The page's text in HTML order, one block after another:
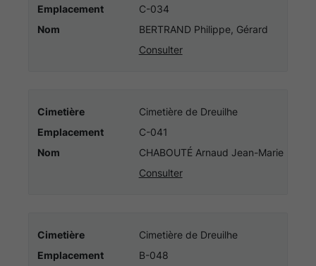
Emplacement
C-034
Nom
BERTRAND Philippe, Gérard
Consulter
Cimetière
Cimetière de Dreuilhe
Emplacement
C-041
Nom
CHABOUTÉ Arnaud Jean-Marie
Consulter
Cimetière
Cimetière de Dreuilhe
Emplacement
B-048